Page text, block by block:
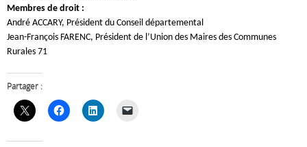
Membres de droit :
André ACCARY, Président du Conseil départemental
Jean-François FARENC, Président de l’Union des Maires des Communes
Rurales 71
Partager :